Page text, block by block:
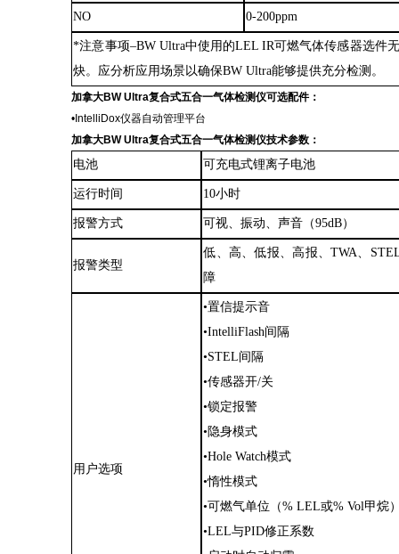
NO 0-200ppm
*注意事项–BW Ultra中使用的LEL IR可燃气体传感器选件
炔。应分析应用场景以确保BW Ultra能够提供充分检测。
加拿大BW Ultra复合式五合一气体检测仪可选配件：
•IntelliDox仪器自动管理平台
加拿大BW Ultra复合式五合一气体检测仪技术参数 ：
电池 可充电式锂离子电池
运行时间 10小时
报警方式 可视、振动、声音（95dB）
报警类型
低、高、低报、高报、TWA、
障
用户选项
•置信提示音
•IntelliFlash间隔
•STEL间隔
•传感器开/关
•锁定报警
•隐身模式
•Hole Watch模式
•惰性模式
•可燃气单位（% LEL或% Vol甲烷
•LEL与PID修正系数